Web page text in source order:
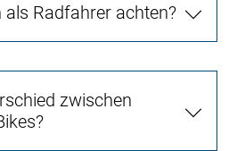
Radfahrer achten?
zwischen